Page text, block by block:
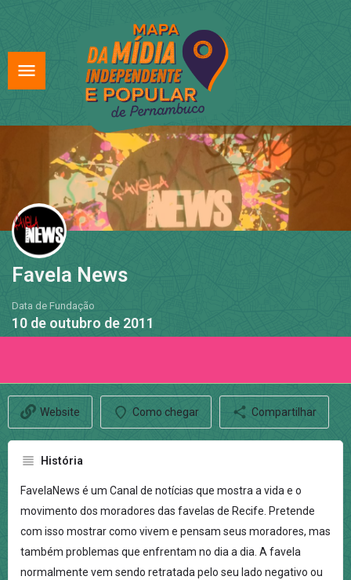
Favela News
Data de Fundação
10 de outubro de 2011
Website Como chegar Compartilhar
História
FavelaNews é um Canal de notícias que mostra a vida e o
movimento dos moradores das favelas de Recife. Pretende
com isso mostrar como vivem e pensam seus moradores, mas
também problemas que enfrentam no dia a dia. A favela
normalmente vem sendo retratada pelo seu lado negativo ou